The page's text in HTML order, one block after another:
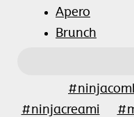
Apero
Brunch
#ninjacreami